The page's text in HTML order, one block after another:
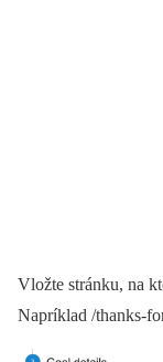
Vložte stránku, na
Napríklad /thanks-